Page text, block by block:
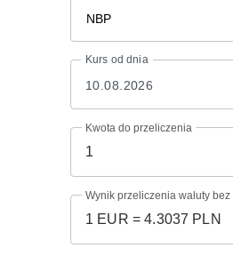
Kurs od dnia
Kwota do przeliczenia
Wynik przeliczenia waluty bez